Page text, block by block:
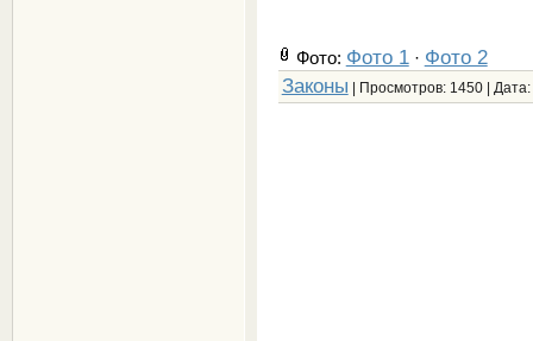
Фото: Фото 1· Фото 2
Законы | Просмотров: 1450 | Дата: